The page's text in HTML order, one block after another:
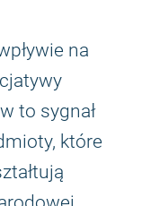
na
to sygnał
które